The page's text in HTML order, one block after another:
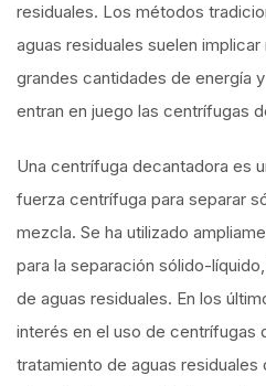
residuales. Los métodos
aguas residuales suelen
grandes cantidades de energía
entran en juego las centrífugas
Una centrífuga decantadora es
fuerza centrífuga para separar
mezcla. Se ha utilizado
para la separación sólido-
de aguas residuales. En los
interés en el uso de centrífugas
tratamiento de aguas